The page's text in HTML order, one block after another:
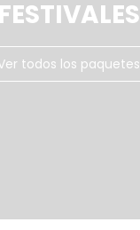
FESTIVALES
todos los paquetes